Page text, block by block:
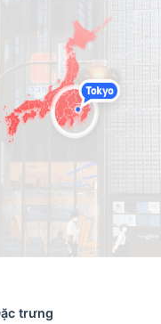
trưng